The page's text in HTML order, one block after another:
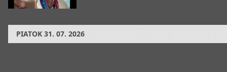
PIATOK 31. 07. 2026